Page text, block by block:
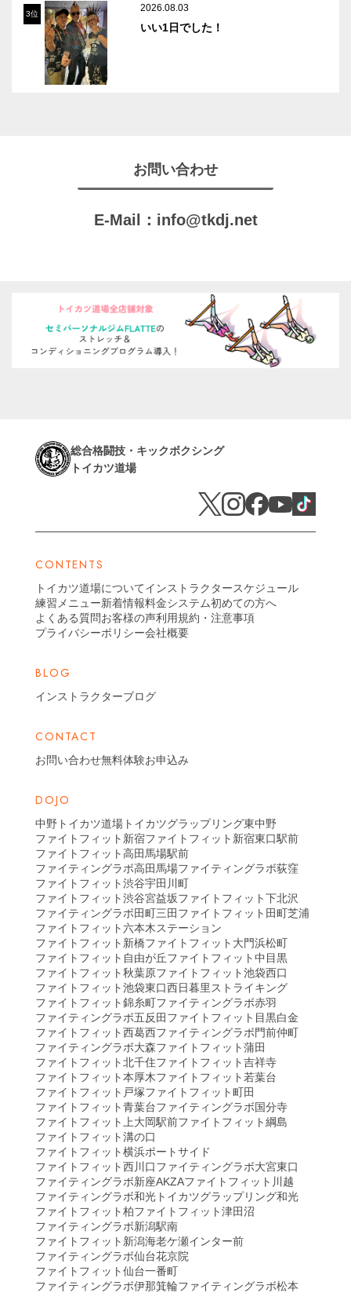
3位
2026.08.03
いい1日でした！
お問い合わせ
E-Mail： info@tkdj.net
総合格闘技・キックボクシング
トイカツ道場
CONTENTS
トイカツ道場についてインストラクタースケジュール
練習メニュー新着情報料金システム初めての方へ
よくある質問お客様の声利用規約・注意事項
プライバシーポリシー会社概要
BLOG
インストラクターブログ
CONTACT
お問い合わせ無料体験お申込み
DOJO
中野トイカツ道場トイカツグラップリング東中野
ファイトフィット新宿ファイトフィット新宿東口駅前
ファイトフィット高田馬場駅前
ファイティングラボ高田馬場ファイティングラボ荻窪
ファイトフィット渋谷宇田川町
ファイトフィット渋谷宮益坂ファイトフィット下北沢
ファイティングラボ田町三田 ファイトフィット田町芝浦
ファイトフィット六本木ステーション
ファイトフィット新橋ファイトフィット大門浜松町
ファイトフィット自由が丘ファイトフィット中目黒
ファイトフィット秋葉原ファイトフィット池袋西口
ファイトフィット池袋東口西日暮里ストライキング
ファイトフィット錦糸町ファイティングラボ赤羽
ファイティングラボ五反田 ファイトフィット目黒白金
ファイトフィット西葛西ファイティングラボ門前仲町
ファイティングラボ大森ファイトフィット蒲田
ファイトフィット北千住ファイトフィット吉祥寺
ファイトフィット本厚木ファイトフィット若葉台
ファイトフィット戸塚ファイトフィット町田
ファイトフィット青葉台ファイティングラボ国分寺
ファイトフィット上大岡駅前ファイトフィット綱島
ファイトフィット溝の口
ファイトフィット横浜ポートサイド
ファイトフィット西川口ファイティングラボ大宮東口
ファイティングラボ新座AKZAファイトフィット川越
ファイティングラボ和光トイカツグラップリング和光
ファイトフィット柏ファイトフィット津田沼
ファイティングラボ新潟駅南
ファイトフィット新潟海老ケ瀬インター前
ファイティングラボ仙台花京院
ファイトフィット仙台一番町
ファイティングラボ伊那箕輪ファイティングラボ松本